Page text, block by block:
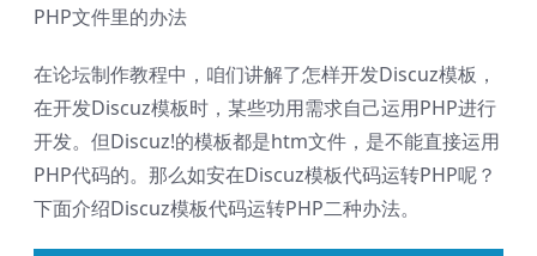
PHP文件里的办法
在论坛制作教程中，咱们讲解了怎样开发Discuz模板，
在开发Discuz模板时，某些功用需求自己运用PHP进行
开发。但Discuz!的模板都是htm文件，是不能直接运用
PHP代码的。那么如安在Discuz模板代码运转PHP呢？
下面介绍Discuz模板代码运转PHP二种办法。